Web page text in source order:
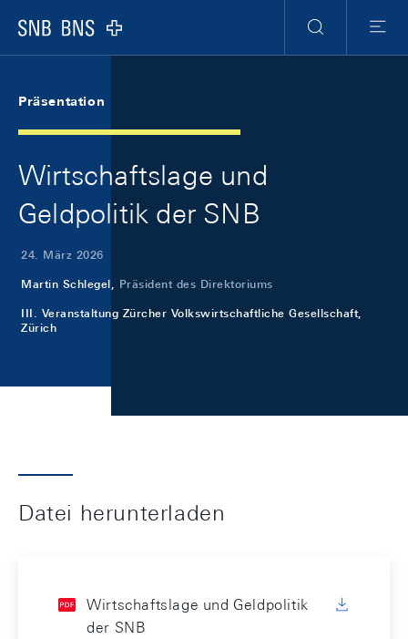
Logo
Suche
Menu
Präsentation
Wirtschaftslage und
Geldpolitik der SNB
24. März 2026
Martin Schlegel, Präsident des Direktoriums
III. Veranstaltung Zürcher Volkswirtschaftliche Gesellschaft,
Zürich
Datei herunterladen
Wirtschaftslage und Geldpolitik
der SNB